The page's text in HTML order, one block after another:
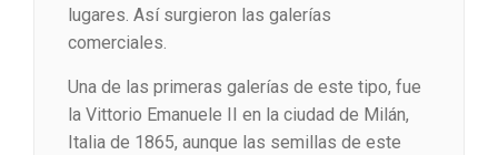
lugares. Así surgieron las galerías
comerciales.
Una de las primeras galerías de este tipo, fue
la Vittorio Emanuele II en la ciudad de Milán,
Italia de 1865, aunque las semillas de este